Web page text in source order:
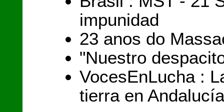
impunidad
23 anos do
"Nuestro
VocesEnLucha :
tierra en Andalucía